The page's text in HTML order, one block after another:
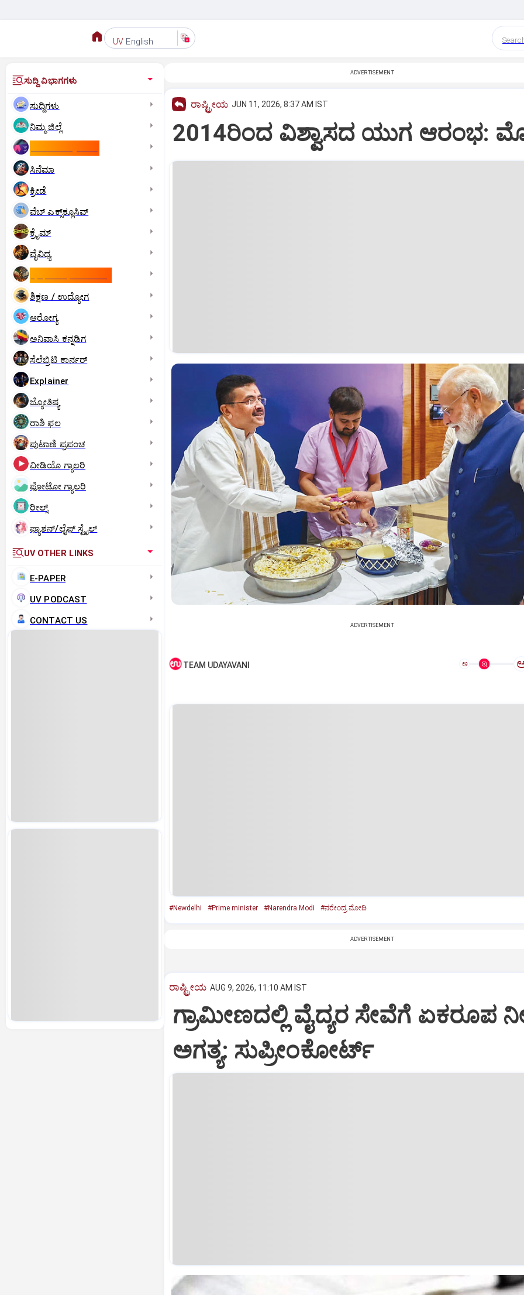
UV English
ಸುದ್ದಿ ವಿಭಾಗಗಳು
ಸುದ್ದಿಗಳು
ನಿಮ್ಮ ಜಿಲ್ಲೆ
ಸಿನೆಮಾ
ಕ್ರೀಡೆ
ವೆಬ್ ಎಕ್ಸ್‌ಕ್ಲೂಸಿವ್
ಕ್ರೈಮ್
ವೈವಿಧ್ಯ
ಶಿಕ್ಷಣ / ಉದ್ಯೋಗ
ಆರೋಗ್ಯ
ಅನಿವಾಸಿ ಕನ್ನಡಿಗ
ಸೆಲೆಬ್ರಿಟಿ ಕಾರ್ನರ್‌
Explainer
ಜ್ಯೋತಿಷ್ಯ
ರಾಶಿ ಫಲ
ಪುಟಾಣಿ ಪ್ರಪಂಚ
ವೀಡಿಯೊ ಗ್ಯಾಲರಿ
ಫೋಟೋ ಗ್ಯಾಲರಿ
ರೀಲ್ಸ್
ಫ್ಯಾಶನ್/ಲೈಫ್‌ ಸ್ಟೈಲ್
UV OTHER LINKS
E-PAPER
UV PODCAST
CONTACT US
ADVERTISEMENT
ರಾಷ್ಟ್ರೀಯ JUN 11, 2026, 8:37 AM IST
2014ರಿಂದ ವಿಶ್ವಾಸದ ಯುಗ ಆರಂಭ:
ADVERTISEMENT
TEAM UDAYAVANI ಅ
#Newdelhi #Prime minister #Narendra Modi #ನರೇಂದ್ರ ಮೋದಿ
ADVERTISEMENT
ರಾಷ್ಟ್ರೀಯ AUG 9, 2026, 11:10 AM IST
ಗ್ರಾಮೀಣದಲ್ಲಿ ವೈದ್ಯರ ಸೇವೆಗೆ ಏಕರೂಪ
ಅಗತ್ಯ: ಸುಪ್ರೀಂಕೋರ್ಟ್‌